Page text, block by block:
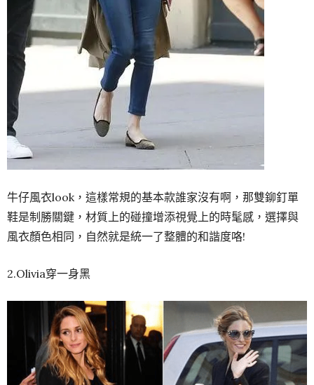
牛仔風衣look，這樣常規的基本款誰家沒有啊，那雙鉚釘單
鞋是制勝關鍵，材質上的碰撞增添視覺上的時髦感，選擇與
風衣顏色相同，自然就是統一了整體的和諧度咯!
2.Olivia穿一身黑